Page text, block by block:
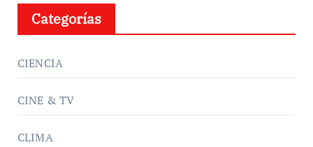
Categorías
CIENCIA
CINE & TV
CLIMA